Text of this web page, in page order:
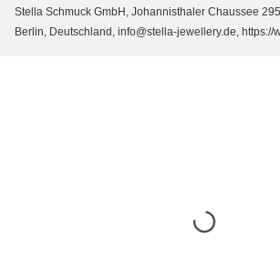
Stella Schmuck GmbH, Johannisthaler Chaussee
Berlin, Deutschland, info@stella-jewellery.de, https://